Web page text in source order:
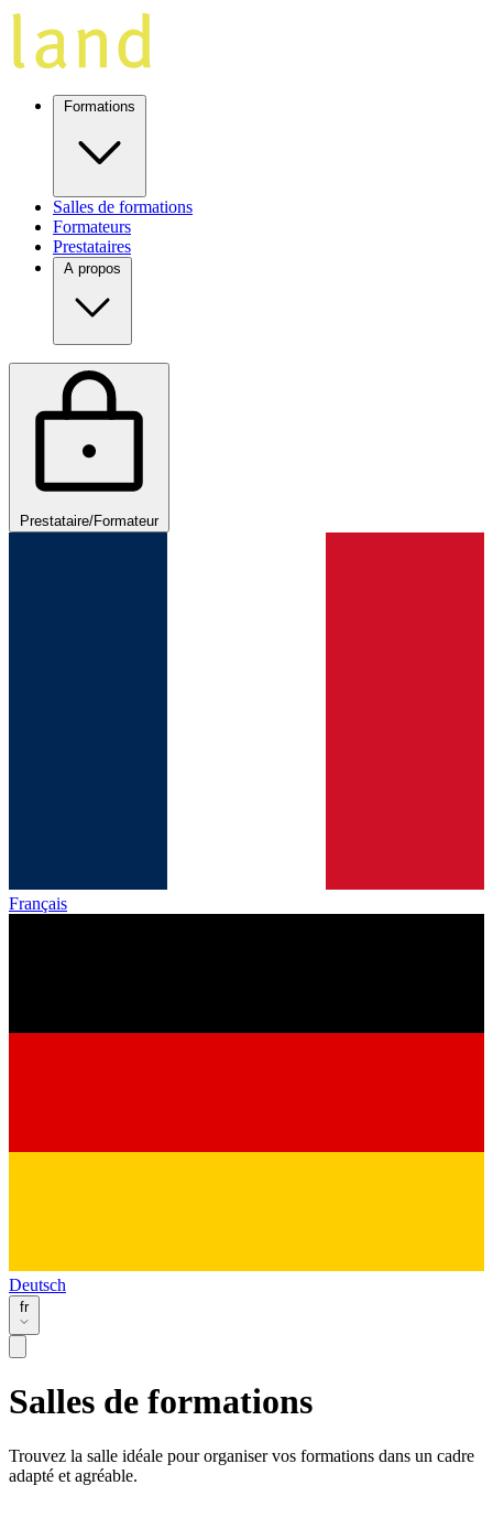
Formations
Salles de formations
Formateurs
Prestataires
A propos
Prestataire/Formateur
Français
Deutsch
fr
Salles de formations
Trouvez la salle idéale pour organiser vos formations dans un cadre
adapté et agréable.